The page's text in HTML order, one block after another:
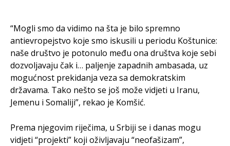
“Mogli smo da vidimo na šta je bilo spremno
antievropejstvo koje smo iskusili u periodu Koštunice:
naše društvo je potonulo među ona društva koje sebi
dozvoljavaju čak i… paljenje zapadnih ambasada, uz
mogućnost prekidanja veza sa demokratskim
državama. Tako nešto se još može vidjeti u Iranu,
Jemenu i Somaliji”, rekao je Komšić.
Prema njegovim riječima, u Srbiji se i danas mogu
vidjeti “projekti” koji oživljavaju “neofašizam”,